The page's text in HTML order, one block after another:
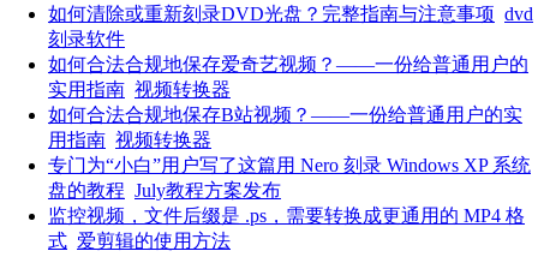
如何清除或重新刻录DVD光盘？完整指南与注意事项 dvd
刻录软件
如何合法合规地保存爱奇艺视频？——一份给普通用户的
实用指南 视频转换器
如何合法合规地保存B站视频？——一份给普通用户的实
用指南 视频转换器
专门为“小白”用户写了这篇用 Nero 刻录 Windows XP 系统
盘的教程 July教程方案发布
监控视频，文件后缀是 .ps，需要转换成更通用的 MP4 格
式 爱剪辑的使用方法